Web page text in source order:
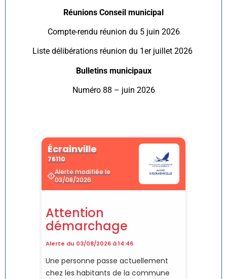
Réunions Conseil municipal
Compte-rendu réunion du 5 juin 2026
Liste délibérations réunion du 1er juillet 2026
Bulletins municipaux
Numéro 88 – juin 2026